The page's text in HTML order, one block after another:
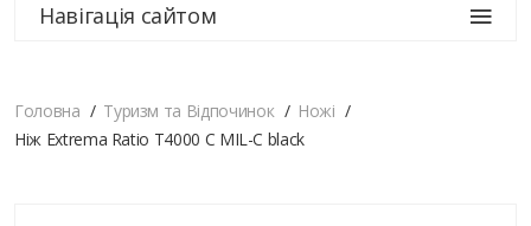
Навігація сайтом
Головна Туризм та Відпочинок
Ножі
Ніж Extrema Ratio T4000 C MIL-C black